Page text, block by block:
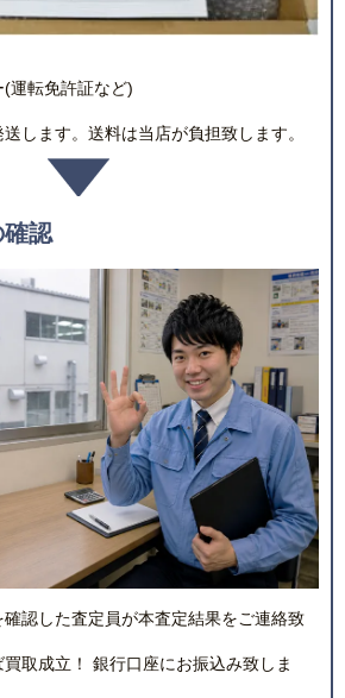
(運転免許証など)
します。送料は当店が負担致します。
認
認した査定員が本査定結果をご連絡致
取成立！ 銀行口座にお振込み致しま